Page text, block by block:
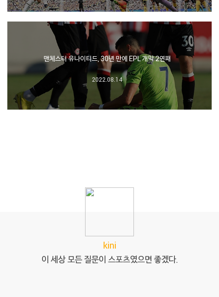
맨체스터 유나이티드, 30년 만에 EPL 개막 2연패
2022.08.14
kini
이 세상 모든 질문이 스포츠였으면 좋겠다.